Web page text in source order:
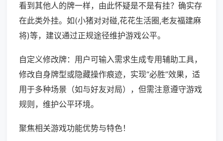
看到其他人的牌一样，由此怀疑是不是有挂？确实存
在此类外挂。如(小猪对对碰,花花生活圈,老友福建麻
将)等，建议通过正规途径维护游戏公平。
自定义修改牌：用户可输入需求生成专用辅助工具，
修改自身牌型或隐藏操作痕迹，实现“必胜”效果，适
用于多种场景（如与好友对局），但需注意遵守游戏
规则，维护公平环境。
聚焦相关游戏功能优势与特色！